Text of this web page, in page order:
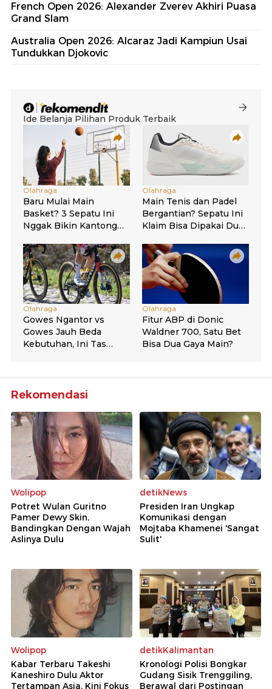
French Open 2026: Alexander Zverev Akhiri Puasa
Grand Slam
Australia Open 2026: Alcaraz Jadi Kampiun Usai
Tundukkan Djokovic
Rekomendasi
Wolipop
Potret Wulan Guritno
Pamer Dewy Skin,
Bandingkan Dengan Wajah
Aslinya Dulu
detikNews
Presiden Iran Ungkap
Komunikasi dengan
Mojtaba Khamenei 'Sangat
Sulit'
Wolipop
Kabar Terbaru Takeshi
Kaneshiro Dulu Aktor
Tertampan Asia, Kini Fokus
detikKalimantan
Kronologi Polisi Bongkar
Gudang Sisik Trenggiling,
Berawal dari Postingan